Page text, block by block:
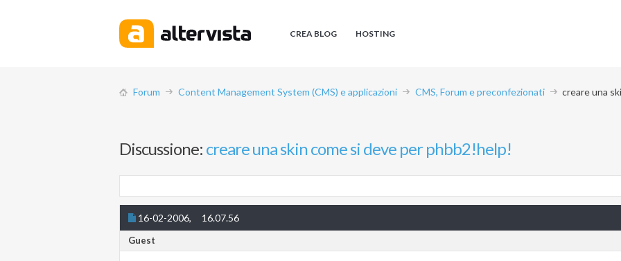
CREA BLOG HOSTING
Forum Content Management System (CMS) e applicazioni CMS, Forum e preconfezionati
creare una
Discussione: creare una skin come si deve per phbb2!help!
16-02-2006, 16.07.56
Guest